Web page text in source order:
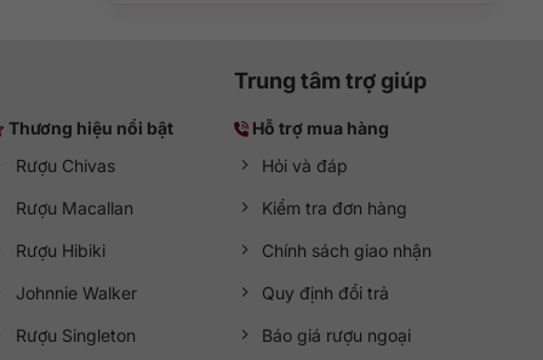
Thương hiệu nổi bật
Rượu Chivas
Rượu Macallan
Rượu Hibiki
Johnnie Walker
Rượu Singleton
Trung tâm trợ giúp
Hỗ trợ mua hàng
Hỏi và đáp
Kiểm tra đơn hàng
Chính sách giao nhận
Quy định đổi trả
Báo giá rượu ngoại